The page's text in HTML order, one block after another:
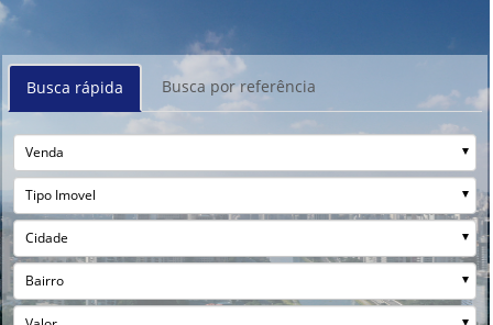
Busca rápida Busca por referência
Venda
Tipo Imovel
Cidade
Bairro